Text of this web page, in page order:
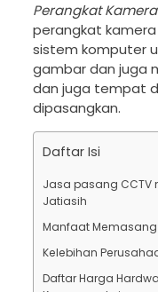
Perangkat
perangkat
sistem komputer
gambar dan juga
dan juga tempat
dipasangkan.
Daftar Isi
Jasa pasang CCTV
Jatiasih
Manfaat Memasang
Kelebihan
Daftar Harga